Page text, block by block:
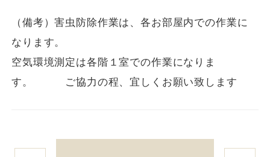
（備考）害虫防除作業は、各お部屋内での作業に
なります。
空気環境測定は各階１室での作業になりま
す。 ご協力の程、宜しくお願い致します